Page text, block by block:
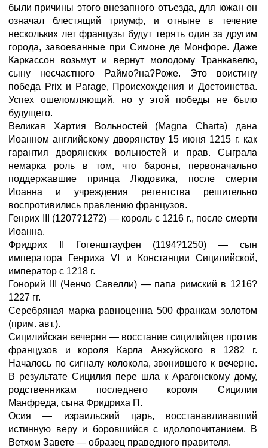
были причины этого внезапного отъезда, для южан он
означал блестящий триумф, и отныне в течение
нескольких лет французы будут терять один за другим
города, завоеванные при Симоне де Монфоре. Даже
Каркассон возьмут и вернут молодому Транкавелю,
сыну несчастного Раймо?на?Роже. Это воистину
победа Prix и Parage, Происхождения и Достоинства.
Успех ошеломляющий, но у этой победы не было
будущего.
Великая Хартия Вольностей (Magna Charta) дана
Иоанном английскому дворянству 15 июня 1215 г. как
гарантия дворянских вольностей и прав. Сыграла
немарка роль в том, что бароны, первоначально
поддержавшие принца Людовика, после смерти
Иоанна и учреждения регентства решительно
воспротивились правлению французов.
Генрих III (1207?1272) — король с 1216 г., после смерти
Иоанна.
Фридрих II Гогенштауфен (1194?1250) — сын
императора Генриха VI и Констанции Сицилийской,
император с 1218 г.
Гонорий III (Ченчо Савелли) — папа римский в 1216?
1227 гг.
Серебряная марка равноценна 500 франкам золотом
(прим. авт.).
Сицилийская вечерня — восстание сицилийцев против
французов и короля Карла Анжуйского в 1282 г.
Началось по сигналу колокола, звонившего к вечерне.
В результате Сицилия пере шла к Арагонскому дому,
родственникам последнего короля Сицилии
Манфреда, сына Фридриха П.
Осия — израильский царь, восстанавливавший
истинную веру и боровшийся с идолопочитанием. В
Ветхом Завете — образец праведного правителя.